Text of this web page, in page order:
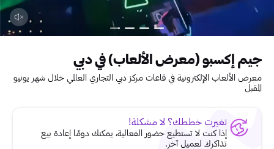
جيم إكسبو (معرض الألعاب) في دبي
معرض الألعاب الإلكترونية في قاعات مركز دبي التجاري العالمي خلال شهر يونيو
المقبل
تغيرت خططك؟ لا مشكلة!
إذا كنت لا تستطيع حضور الفعالية، يمكنك دومًا إعادة بيع
تذاكرك لعميل آخر.